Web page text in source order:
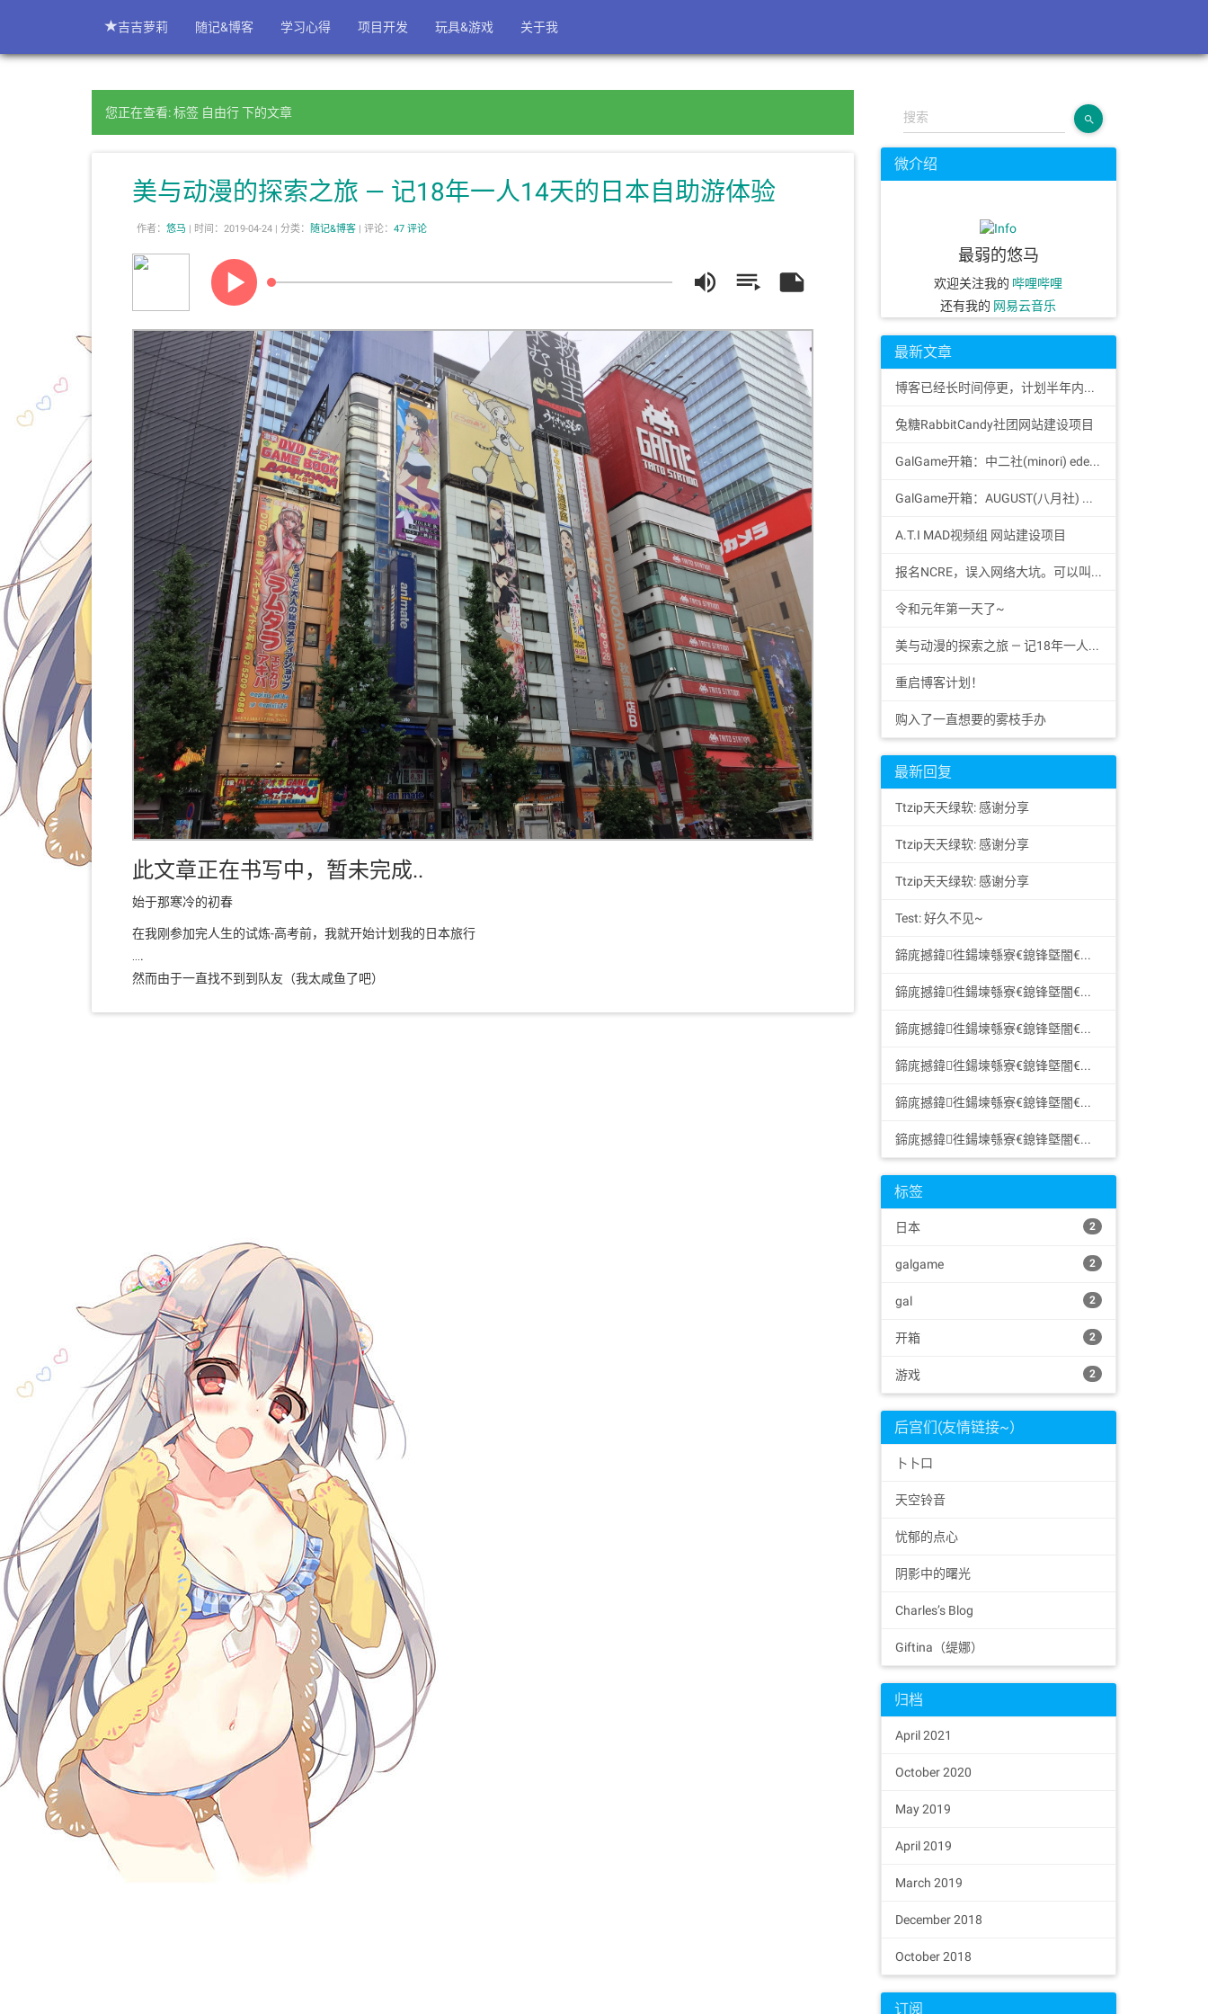
吉吉萝莉 随记&博客 学习心得 项目开发 玩具&游戏 关于我
您正在查看: 标签 自由行 下的文章
美与动漫的探索之旅 — 记18年一人14天的日本自助游体验
作者： 悠马 | 时间：2019-04-24 | 分类： 随记&博客 | 评论： 47 评论
AIRness
此文章正在书写中，暂未完成..
始于那寒冷的初春
在我刚参加完人生的试炼-高考前，我就开始计划我的日本旅行
….
然而由于一直找不到到队友（我太咸鱼了吧）
搜索
微介绍
最弱的悠马
欢迎关注我的 哔哩哔哩
还有我的 网易云音乐
最新文章
博客已经长时间停更，计划半年内改版orz
兔糖RabbitCandy社团网站建设项目
GalGame开箱：中二社(minori) eden*标准版游戏光碟
GalGame开箱：AUGUST(八月社) 大图书馆的牧羊人-初回限定Premium版特典BOX
A.T.I MAD视频组 网站建设项目
报名NCRE，误入网络大坑。可以叫我网管？
令和元年第一天了~
美与动漫的探索之旅 — 记18年一人14天的日本自助游体验
重启博客计划！
购入了一直想要的雾枝手办
最新回复
Ttzip天天绿软: 感谢分享
Ttzip天天绿软: 感谢分享
Ttzip天天绿软: 感谢分享
Test: 好久不见~
鍗庣撼鍏徃鍚堜綔寮€鎴锋墍闇€鏉愭枡锛熺數璇濆彿鐮?5587291507 寰俊STS5099: 华纳圣淘沙公司开户新手教程零基础学会（183-8890...
鍗庣撼鍏徃鍚堜綔寮€鎴锋墍闇€鏉愭枡锛熺數璇濆彿鐮?5587291507 寰俊STS5099: 华纳圣淘沙公司开户新手教程零基础学会（183-8890...
鍗庣撼鍏徃鍚堜綔寮€鎴锋墍闇€鏉愭枡锛熺數璇濆彿鐮?5587291507 寰俊STS5099: 华纳圣淘沙公司开户新手教程零基础学会（183-8890...
鍗庣撼鍏徃鍚堜綔寮€鎴锋墍闇€鏉愭枡锛熺數璇濆彿鐮?5587291507 寰俊STS5099: 华纳圣淘沙公司开户新手教程零基础学会（183-8890...
鍗庣撼鍏徃鍚堜綔寮€鎴锋墍闇€鏉愭枡锛熺數璇濆彿鐮?5587291507 寰俊STS5099: 华纳圣淘沙开户步骤详解（183-8890-9465—?...
鍗庣撼鍏徃鍚堜綔寮€鎴锋墍闇€鏉愭枡锛熺數璇濆彿鐮?5587291507 寰俊STS5099: 华纳圣淘沙开户步骤详解（183-8890-9465—?...
标签
日本 2
galgame 2
gal 2
开箱 2
游戏 2
后宫们(友情链接~）
卜卜口
天空铃音
忧郁的点心
阴影中的曙光
Charles’s Blog
Giftina（缇娜）
归档
April 2021
October 2020
May 2019
April 2019
March 2019
December 2018
October 2018
订阅